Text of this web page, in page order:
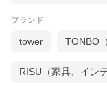
ブランド
tower TONBO
RISU（家具、イン